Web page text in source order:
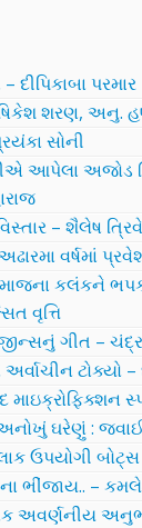
દીપિકાબા પરમાર
શરણ, અનુ.
સોની
આપેલા અજોડ
– શૈલેષ
વર્ષમાં
કલંકને
વૃત્તિ
ગીત –
ટોક્યો –
માઇક્રોફિક્શન
ઘરેણું : જવાઈ
ઉપયોગી
ભીંજાય.. –
અવર્ણનીય